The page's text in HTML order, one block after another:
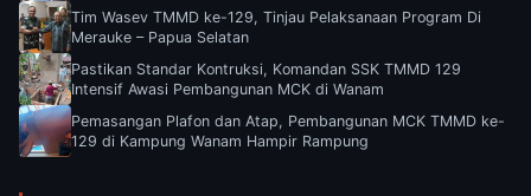
Tim Wasev TMMD ke-129, Tinjau Pelaksanaan Program Di
Merauke – Papua Selatan
Pastikan Standar Kontruksi, Komandan SSK TMMD 129
Intensif Awasi Pembangunan MCK di Wanam
Pemasangan Plafon dan Atap, Pembangunan MCK TMMD ke-
129 di Kampung Wanam Hampir Rampung